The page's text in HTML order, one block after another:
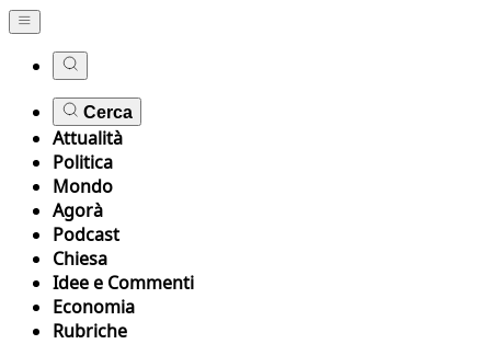
Cerca
Attualità
Politica
Mondo
Agorà
Podcast
Chiesa
Idee e Commenti
Economia
Rubriche